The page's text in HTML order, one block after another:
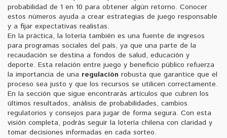
probabilidad de 1 en 10 para obtener algún retorno. Conocer
estos números ayuda a crear estrategias de juego responsable
y a fijar expectativas realistas.
En la práctica, la lotería también es una fuente de ingresos
para programas sociales del país, ya que una parte de la
recaudación se destina a fondos de salud, educación y
deporte. Esta relación entre juego y beneficio público refuerza
la importancia de una regulación robusta que garantice que el
proceso sea justo y que los recursos se utilicen correctamente.
En la sección que sigue encontrarás artículos que cubren los
últimos resultados, análisis de probabilidades, cambios
regulatorios y consejos para jugar de forma segura. Con esta
visión completa, podrás seguir la lotería chilena con claridad y
tomar decisiones informadas en cada sorteo.